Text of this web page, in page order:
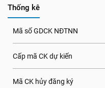
Thống kê
Mã số GDCK NĐTNN
Cấp mã CK dự kiến
Mã CK hủy đăng ký